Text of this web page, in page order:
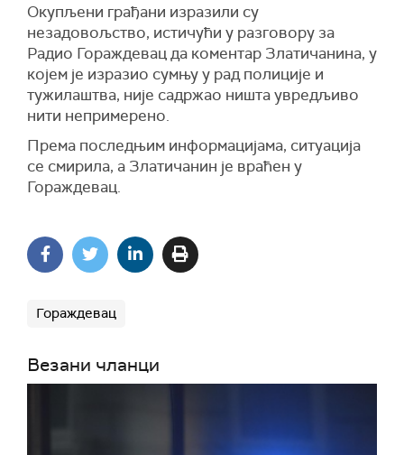
Окупљени грађани изразили су
незадовољство, истичући у разговору за
Радио Гораждевац да коментар Златичанина, у
којем је изразио сумњу у рад полиције и
тужилаштва, није садржао ништа увредљиво
нити непримерено.
Према последњим информацијама, ситуација
се смирила, а Златичанин је враћен у
Гораждевац.
Гораждевац
Везани чланци